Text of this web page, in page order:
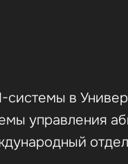
системы в
управления